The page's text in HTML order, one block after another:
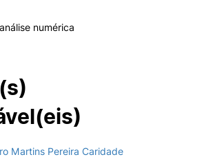
numérica
Martins Pereira Caridade